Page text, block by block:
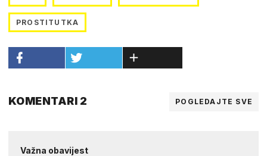
PROSTITUTKA
KOMENTARI 2 POGLEDAJTE SVE
Važna obavijest